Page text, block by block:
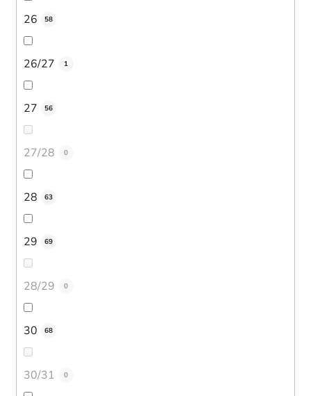
26 58
26/27 1
27 56
27/28 0
28 63
29 69
28/29 0
30 68
30/31 0